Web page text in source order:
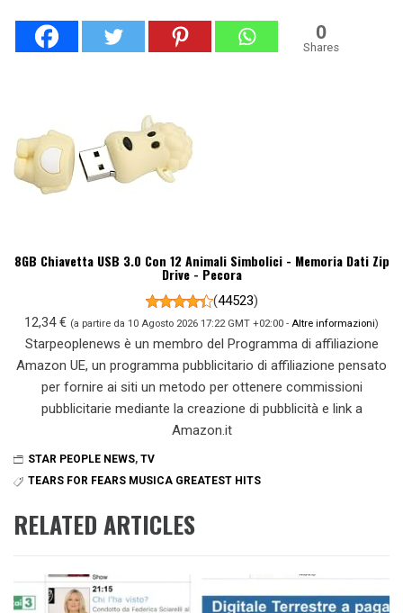
0
Shares
8GB Chiavetta USB 3.0 Con 12 Animali Simbolici - Memoria Dati Zip
Drive - Pecora
(44523)
12,34 € (a partire da 10 Agosto 2026 17:22 GMT +02:00 - Altre informazioni)
Starpeoplenews è un membro del Programma di affiliazione
Amazon UE, un programma pubblicitario di affiliazione pensato
per fornire ai siti un metodo per ottenere commissioni
pubblicitarie mediante la creazione di pubblicità e link a
Amazon.it
STAR PEOPLE NEWS, TV
TEARS FOR FEARS MUSICA GREATEST HITS
RELATED ARTICLES